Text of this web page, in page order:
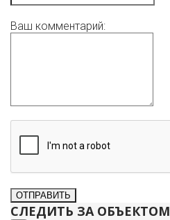
Ваш комментарий:
СЛЕДИТЬ ЗА ОБЪЕКТОМ